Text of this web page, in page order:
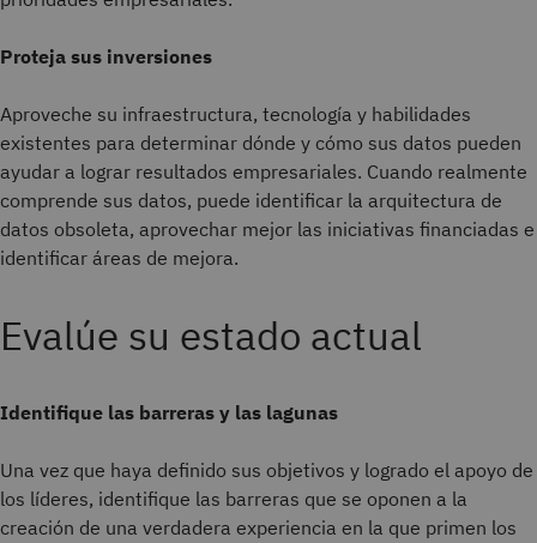
Proteja sus inversiones
Aproveche su infraestructura, tecnología y habilidades
existentes para determinar dónde y cómo sus datos pueden
ayudar a lograr resultados empresariales. Cuando realmente
comprende sus datos, puede identificar la arquitectura de
datos obsoleta, aprovechar mejor las iniciativas financiadas e
identificar áreas de mejora.
Evalúe su estado actual
Identifique las barreras y las lagunas
Una vez que haya definido sus objetivos y logrado el apoyo de
los líderes, identifique las barreras que se oponen a la
creación de una verdadera experiencia en la que primen los